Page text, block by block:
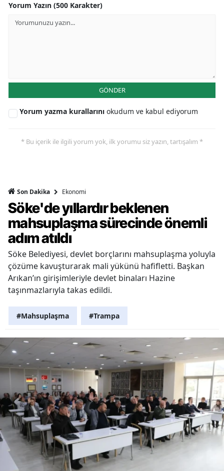
Yorum Yazın (500 Karakter)
GÖNDER
Yorum yazma kurallarını okudum ve kabul ediyorum
* Bu içerik ile ilgili yorum yok, ilk yorumu siz yazın, tartışalım *
Son Dakika Ekonomi
Söke'de yıllardır beklenen
mahsuplaşma sürecinde önemli
adım atıldı
Söke Belediyesi, devlet borçlarını mahsuplaşma yoluyla
çözüme kavuşturarak mali yükünü hafifletti. Başkan
Arıkan’ın girişimleriyle devlet binaları Hazine
taşınmazlarıyla takas edildi.
#Mahsuplaşma #Trampa